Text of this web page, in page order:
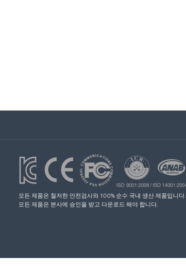
모든제품은철저한안전검사와100%순수국내생산제품입니다.
모든제품은본사에승인을받고다운로드해야합니다.